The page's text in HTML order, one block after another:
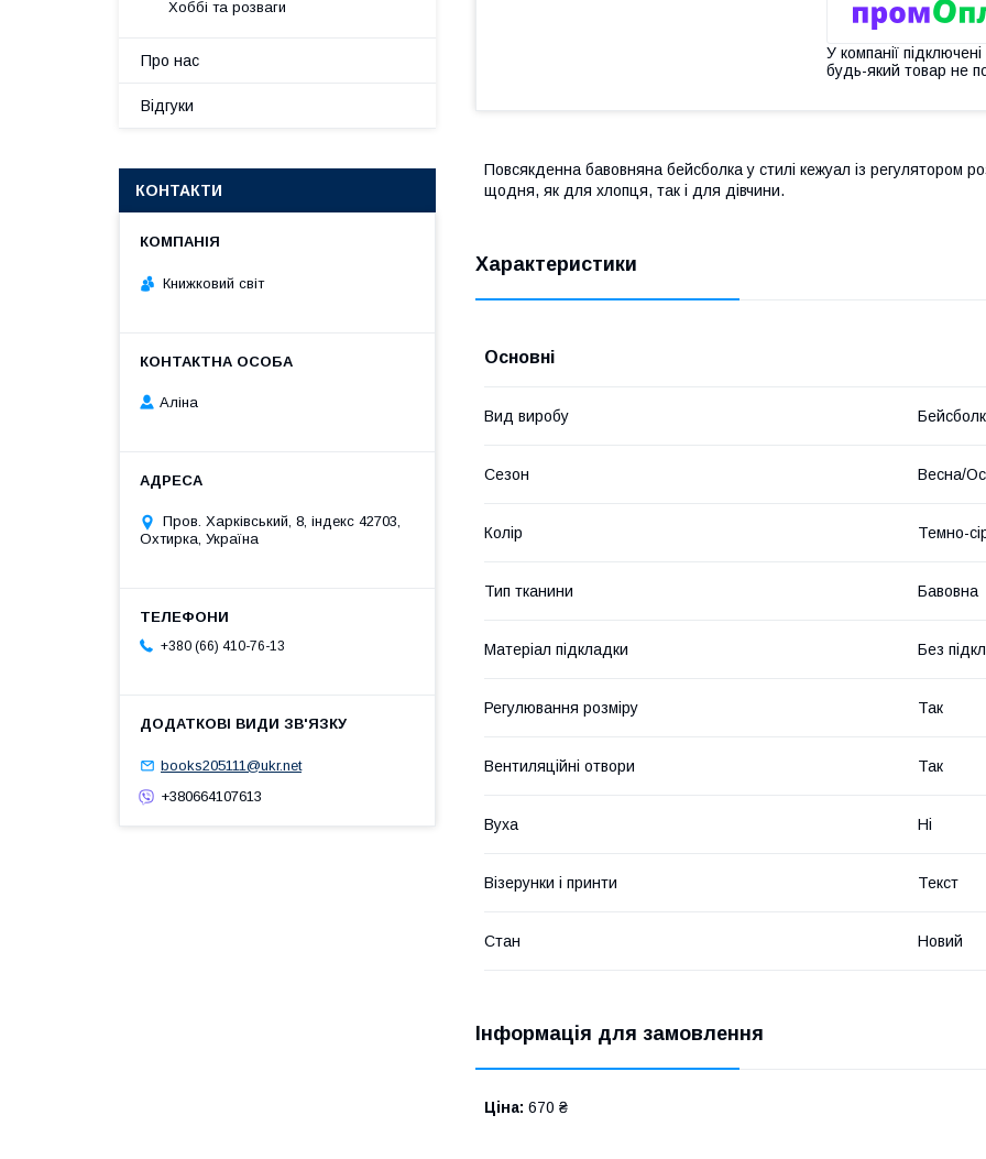
У компанії
будь-який товар не
Повсякденна бавовняна бейсболка у стилі кежуал із регулятором
щодня, як для хлопця, так і для дівчини.
Характеристики
Основні
Вид виробу
Сезон Весна/
Колір Темно-
Тип тканини Бавовна
Матеріал підкладки Без
Регулювання розміру Так
Вентиляційні отвори Так
Вуха Ні
Візерунки і принти Текст
Стан Новий
Інформація для замовлення
Ціна: 670 ₴
Хоббі та розваги
Про нас
Відгуки
КОНТАКТИ
Книжковий світ
Аліна
Пров. Харківський, 8, індекс 42703,
Охтирка, Україна
+380 (66) 410-76-13
books205111@ukr.net
+380664107613